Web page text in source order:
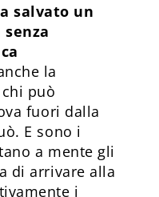
salvato un
la
può
fuori dalla
E sono i
a mente gli
di arrivare alla
i